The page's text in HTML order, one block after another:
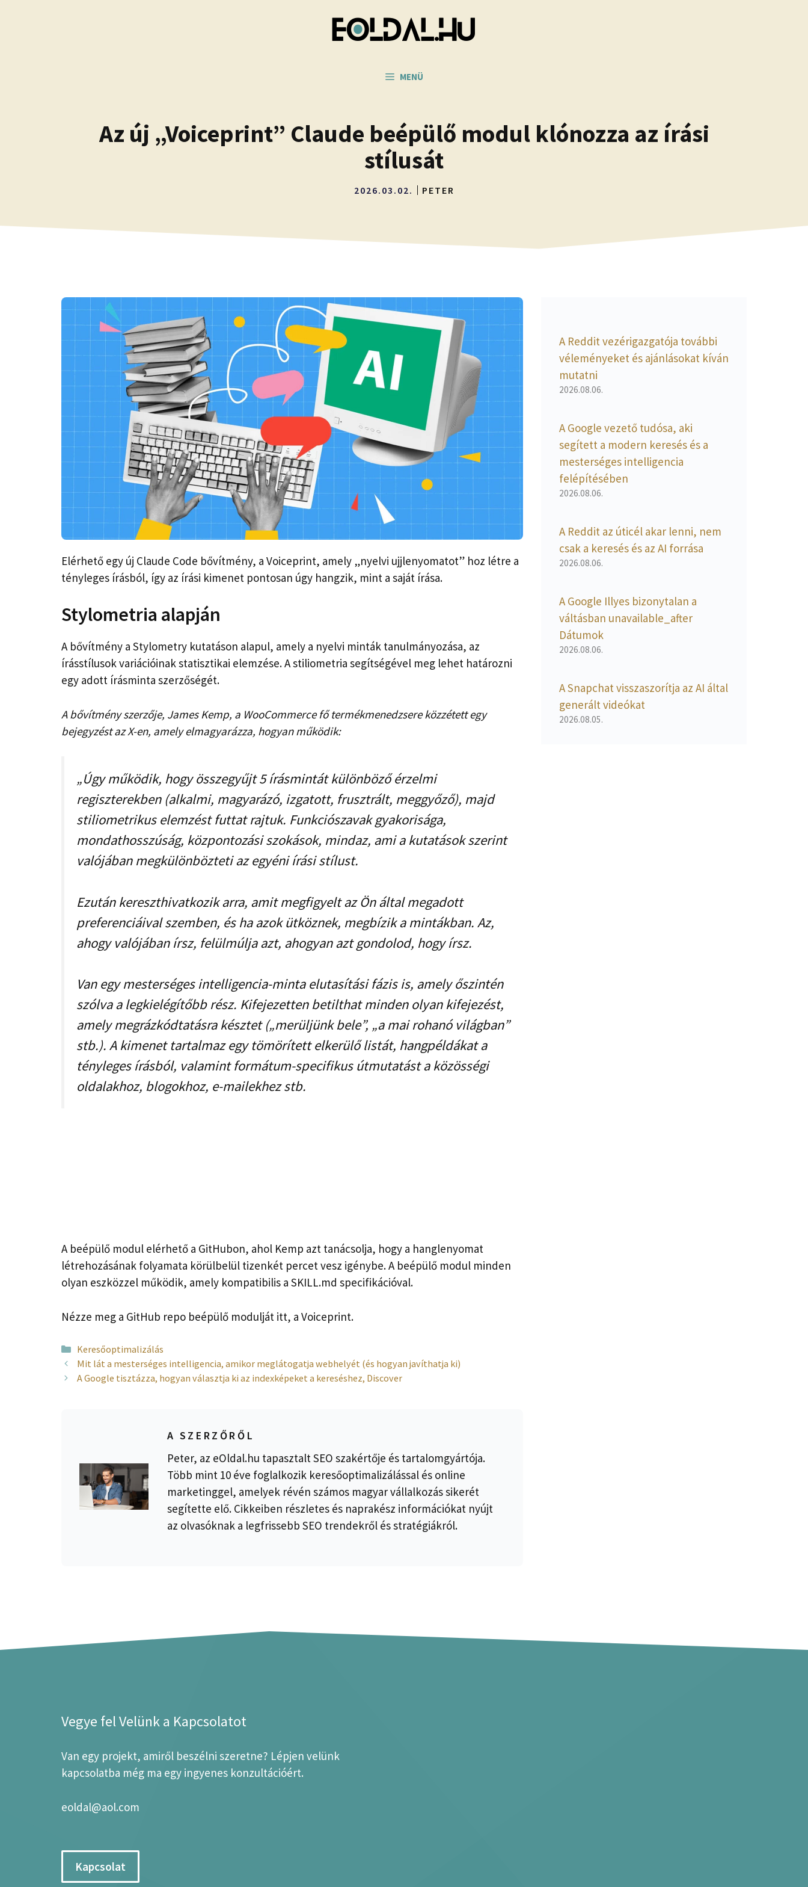
MENÜ
Az új „Voiceprint” Claude beépülő modul klónozza az írási
stílusát
2026.03.02. PETER
Elérhető egy új Claude Code bővítmény, a Voiceprint, amely „nyelvi ujjlenyomatot” hoz létre a
tényleges írásból, így az írási kimenet pontosan úgy hangzik, mint a saját írása.
Stylometria alapján
A bővítmény a Stylometry kutatáson alapul, amely a nyelvi minták tanulmányozása, az
írásstílusok variációinak statisztikai elemzése. A stiliometria segítségével meg lehet határozni
egy adott írásminta szerzőségét.
A bővítmény szerzője, James Kemp, a WooCommerce fő termékmenedzsere közzétett egy
bejegyzést az X-en, amely elmagyarázza, hogyan működik:
„Úgy működik, hogy összegyűjt 5 írásmintát különböző érzelmi
regiszterekben (alkalmi, magyarázó, izgatott, frusztrált, meggyőző), majd
stiliometrikus elemzést futtat rajtuk. Funkciószavak gyakorisága,
mondathosszúság, központozási szokások, mindaz, ami a kutatások szerint
valójában megkülönbözteti az egyéni írási stílust.
Ezután kereszthivatkozik arra, amit megfigyelt az Ön által megadott
preferenciáival szemben, és ha azok ütköznek, megbízik a mintákban. Az,
ahogy valójában írsz, felülmúlja azt, ahogyan azt gondolod, hogy írsz.
Van egy mesterséges intelligencia-minta elutasítási fázis is, amely őszintén
szólva a legkielégítőbb rész. Kifejezetten betilthat minden olyan kifejezést,
amely megrázkódtatásra késztet („merüljünk bele”, „a mai rohanó világban”
stb.). A kimenet tartalmaz egy tömörített elkerülő listát, hangpéldákat a
tényleges írásból, valamint formátum-specifikus útmutatást a közösségi
oldalakhoz, blogokhoz, e-mailekhez stb.
A beépülő modul elérhető a GitHubon, ahol Kemp azt tanácsolja, hogy a hanglenyomat
létrehozásának folyamata körülbelül tizenkét percet vesz igénybe. A beépülő modul minden
olyan eszközzel működik, amely kompatibilis a SKILL.md specifikációval.
Nézze meg a GitHub repo beépülő modulját itt, a Voiceprint.
Kategória
Keresőoptimalizálás
Mit lát a mesterséges intelligencia, amikor meglátogatja webhelyét (és hogyan javíthatja ki)
A Google tisztázza, hogyan választja ki az indexképeket a kereséshez, Discover
A SZERZŐRŐL
Peter, az eOldal.hu tapasztalt SEO szakértője és tartalomgyártója.
Több mint 10 éve foglalkozik keresőoptimalizálással és online
marketinggel, amelyek révén számos magyar vállalkozás sikerét
segítette elő. Cikkeiben részletes és naprakész információkat nyújt
az olvasóknak a legfrissebb SEO trendekről és stratégiákról.
A Reddit vezérigazgatója további
véleményeket és ajánlásokat kíván
mutatni
2026.08.06.
A Google vezető tudósa, aki
segített a modern keresés és a
mesterséges intelligencia
felépítésében
2026.08.06.
A Reddit az úticél akar lenni, nem
csak a keresés és az AI forrása
2026.08.06.
A Google Illyes bizonytalan a
váltásban unavailable_after
Dátumok
2026.08.06.
A Snapchat visszaszorítja az AI által
generált videókat
2026.08.05.
Vegye fel Velünk a Kapcsolatot
Van egy projekt, amiről beszélni szeretne? Lépjen velünk
kapcsolatba még ma egy ingyenes konzultációért.
eoldal@aol.com
Kapcsolat